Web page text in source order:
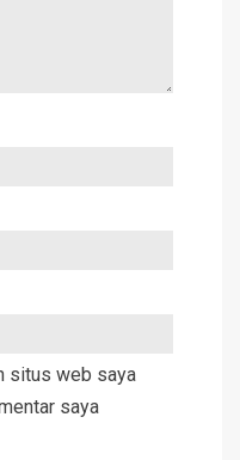
situs web saya
saya